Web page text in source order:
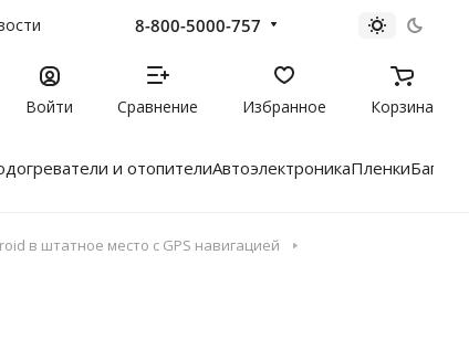
8-800-5000-757
Войти Сравнение Избранное Корзина
и отопителиАвтоэлектроникаПленки
в штатное место с GPS навигацией